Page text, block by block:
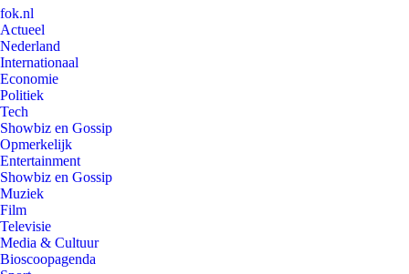
fok.nl
Actueel
Nederland
Internationaal
Economie
Politiek
Tech
Showbiz en Gossip
Opmerkelijk
Entertainment
Showbiz en Gossip
Muziek
Film
Televisie
Media & Cultuur
Bioscoopagenda